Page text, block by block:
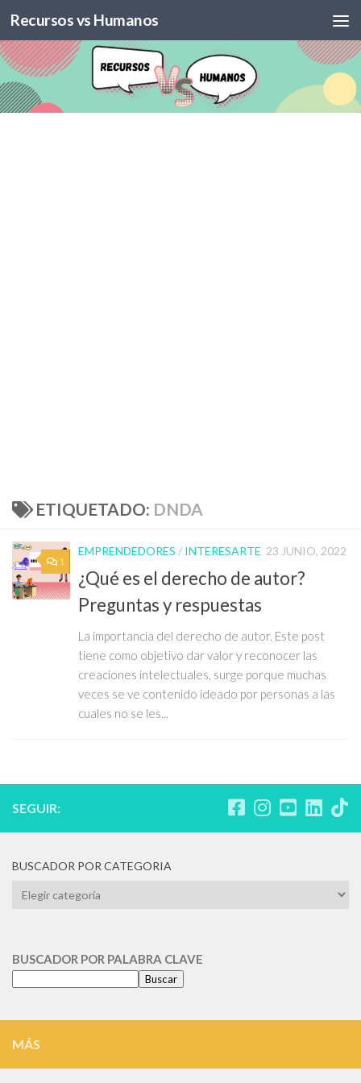
Skip to content
Recursos vs Humanos
ETIQUETADO: DNDA
1
EMPRENDEDORES / INTERESARTE 23 JUNIO, 2022
¿Qué es el derecho de autor?
Preguntas y respuestas
La importancia del derecho de autor. Este post
tiene como objetivo dar valor y reconocer las
creaciones intelectuales, surge porque muchas
veces se ve contenido ideado por personas a las
cuales no se les...
SEGUIR:
BUSCADOR POR CATEGORIA
BUSCADOR
BUSCADOR POR PALABRA CLAVE
Buscar
MÁS